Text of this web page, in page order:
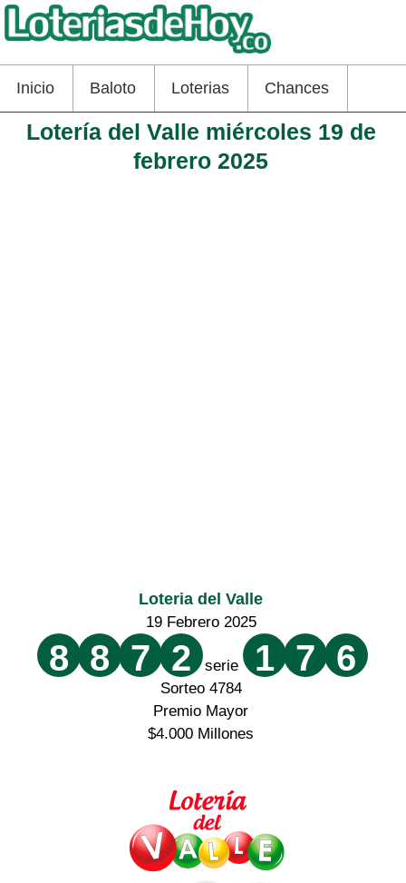
Inicio Baloto Loterias Chances
Lotería del Valle miércoles 19 de
febrero 2025
Loteria del Valle
19 Febrero 2025
8 8 7 2 serie 1 7 6
Sorteo 4784
Premio Mayor
$4.000 Millones